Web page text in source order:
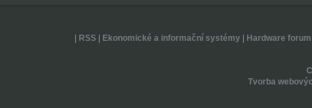
RSS| Ekonomické a informační systémy| Hardware forum
Tvorba